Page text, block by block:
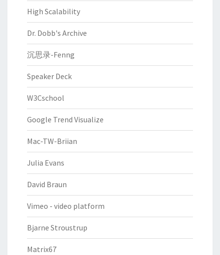
High Scalability
Dr. Dobb's Archive
沉思录-Fenng
Speaker Deck
W3Cschool
Google Trend Visualize
Mac-TW-Briian
Julia Evans
David Braun
Vimeo - video platform
Bjarne Stroustrup
Matrix67